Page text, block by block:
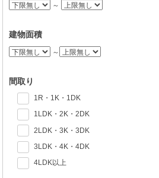
～
建物面積
～
間取り
1R・1K・1DK
1LDK・2K・2DK
2LDK・3K・3DK
3LDK・4K・4DK
4LDK以上